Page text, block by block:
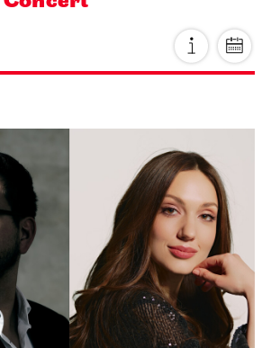
Opernhaus
Investigators and the